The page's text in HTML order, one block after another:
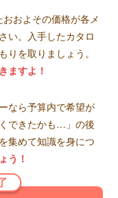
およその価格が各メ
い。入手したカタロ
りを取りましょう。
ますよ！
なら予算内で希望が
できたかも…」の後
集めて知識を身につ
う！